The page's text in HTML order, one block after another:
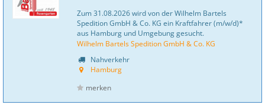
Zum 31.08.2026 wird von der Wilhelm Bartels
Spedition GmbH & Co. KG ein Kraftfahrer (m/w/d)*
aus Hamburg und Umgebung gesucht.
Wilhelm Bartels Spedition GmbH & Co. KG
Nahverkehr
Hamburg
merken